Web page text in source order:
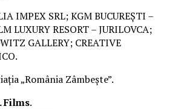
IMPEX SRL; KGM BUCUREȘTI –
LUXURY RESORT – JURILOVCA;
GALLERY; CREATIVE
„România Zâmbește”.
Films.